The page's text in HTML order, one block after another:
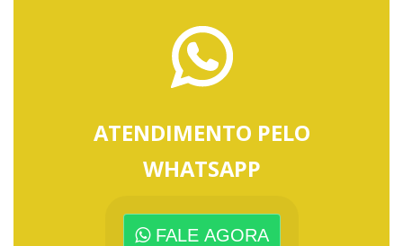
ATENDIMENTO PELO
WHATSAPP
FALE AGORA